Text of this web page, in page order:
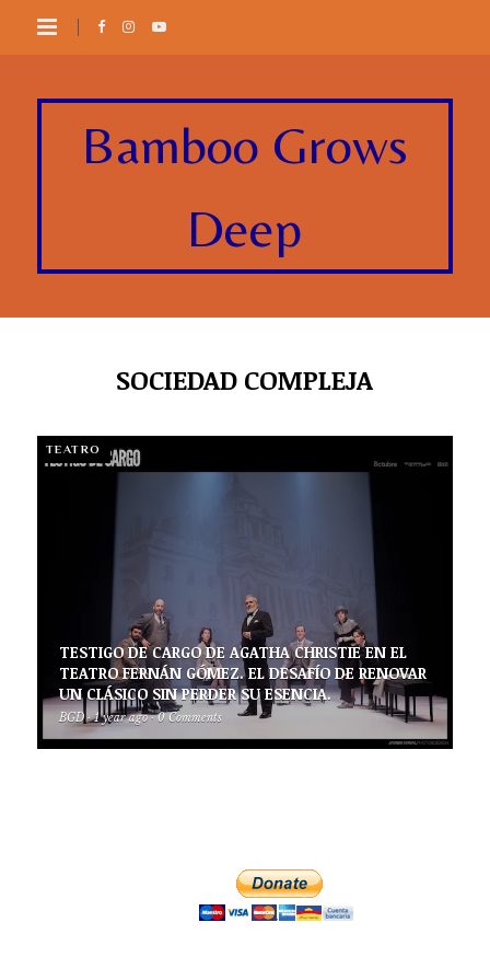
Bamboo Grows
Deep
SOCIEDAD COMPLEJA
TEATRO
TESTIGO DE CARGO DE AGATHA CHRISTIE EN EL
TEATRO FERNÁN GÓMEZ. EL DESAFÍO DE RENOVAR
UN CLÁSICO SIN PERDER SU ESENCIA.
BGD · 1 year ago · 0 Comments